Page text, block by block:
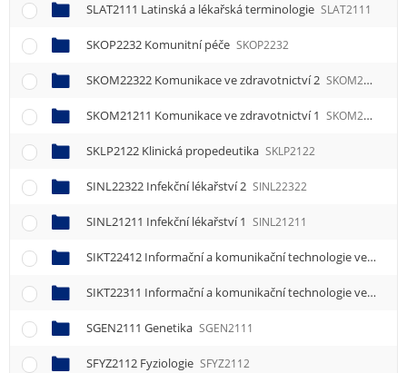
SLAT2111 Latinská a lékařská terminologie SLAT2111
SKOP2232 Komunitní péče SKOP2232
SKOM22322 Komunikace ve zdravotnictví 2 SKOM22322
SKOM21211 Komunikace ve zdravotnictví 1 SKOM21211
SKLP2122 Klinická propedeutika SKLP2122
SINL22322 Infekční lékařství 2 SINL22322
SINL21211 Infekční lékařství 1 SINL21211
SIKT22412 Informační a komunikační technologie ve zdravotnictví 2
SIKT22311 Informační a komunikační technologie ve zdravotnictví 1
SGEN2111 Genetika SGEN2111
SFYZ2112 Fyziologie SFYZ2112